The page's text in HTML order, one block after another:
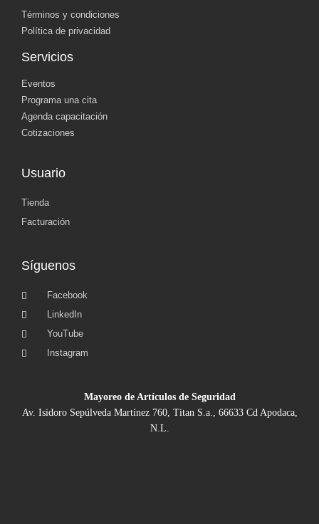
Términos y condiciones
Política de privacidad
Servicios
Eventos
Programa una cita
Agenda capacitación
Cotizaciones
Usuario
Tienda
Facturación
Síguenos
Facebook
LinkedIn
YouTube
Instagram
Mayoreo de Artículos de Seguridad
Av. Isidoro Sepúlveda Martínez 760, Titan S.a., 66633 Cd Apodaca,
N.L.